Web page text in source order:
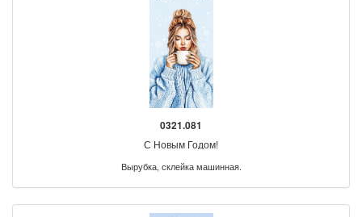
0321.081
С Новым Годом!
Вырубка, склейка машинная.